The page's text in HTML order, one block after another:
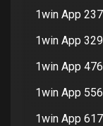
1win App 237
1win App 329
1win App 476
1win App 556
1win App 617